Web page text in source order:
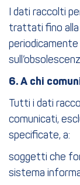
I dati raccolti
trattati fino alla
6. A chi
Tutti i dati
comunicati,
specificate, a:
soggetti che
sistema